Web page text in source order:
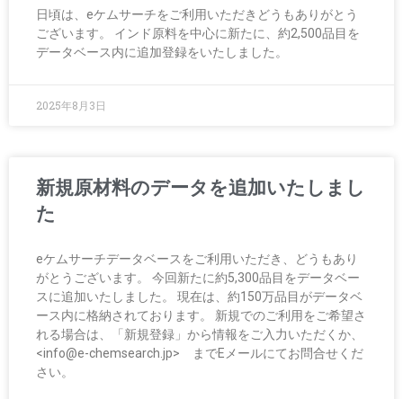
日頃は、eケムサーチをご利用いただきどうもありがとう
ございます。 インド原料を中心に新たに、約2,500品目を
データベース内に追加登録をいたしました。
2025年8月3日
新規原材料のデータを追加いたしまし
た
eケムサーチデータベースをご利用いただき、どうもあり
がとうございます。 今回新たに約5,300品目をデータベー
スに追加いたしました。 現在は、約150万品目がデータベ
ース内に格納されております。 新規でのご利用をご希望さ
れる場合は、「新規登録」から情報をご入力いただくか、
<info@e-chemsearch.jp> までEメールにてお問合せくだ
さい。